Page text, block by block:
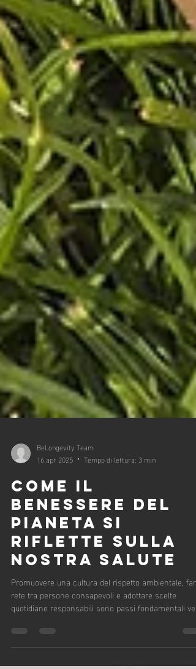
BeLongevity Team
16 apr 2025
Tempo di lettura: 3 min
COME IL
BENESSERE DEL
PIANETA SI
RIFLETTE SULLA
NOSTRA SALUTE
Promuovere una cultura del rispetto ambientale, fare
rete tra persone consapevoli e adottare scelte
quotidiane responsabili sono passi fondamentali